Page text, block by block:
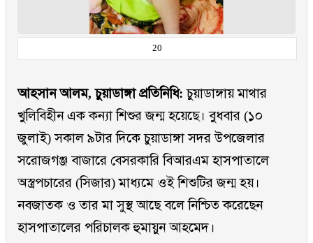
20
আহসান আলম, চুয়াডাঙ্গা প্রতিনিধি:চুয়াডাঙ্গায় মাথার
খুলিবিহীন এক কন্যা শিশুর জন্ম হয়েছে। বুধবার (১০
জুলাই) সকাল ৯টার দিকে চুয়াডাঙ্গা সদর উপজেলার
সরোজগঞ্জ বাজারে বেসরকারি বিআরএম হাসপাতালে
অস্ত্রপচারের (সিজার) মাধ্যমে ওই শিশুটির জন্ম হয়।
নবজাতক ও তার মা সুস্থ আছে বলে নিশ্চিত করেছেন
হাসপাতালের পরিচালক হুমায়ুন আহমেদ।